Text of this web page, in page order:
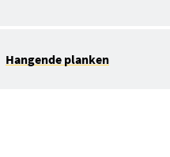
Hangende planken